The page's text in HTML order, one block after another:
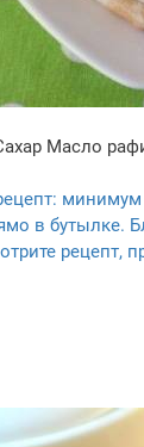
Масло
в бутылке.
рецепт,